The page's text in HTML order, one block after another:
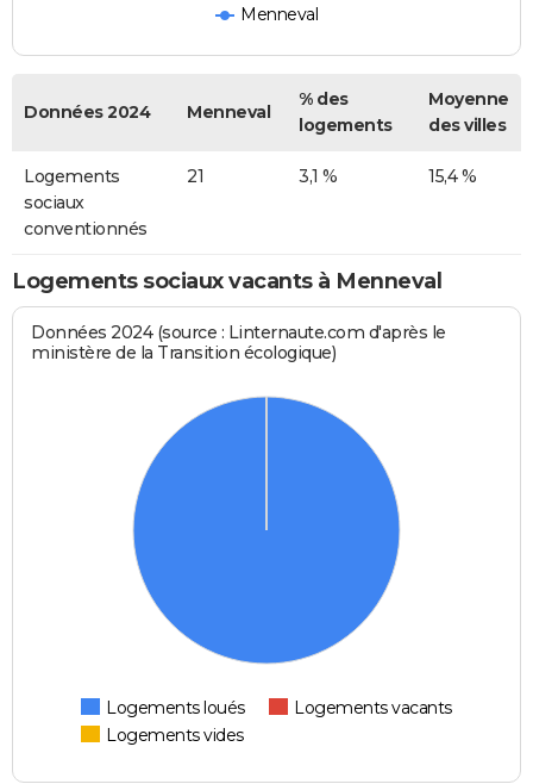
Menneval
Données 2024 Menneval
% des
logements
Moyenne
des villes
Logements
sociaux
conventionnés
21 3,1 % 15,4 %
Logements sociaux vacants à Menneval
Données 2024 (source : Linternaute.com d'après le
ministère de la Transition écologique)
Logements loués
Logements vacants
Logements vides